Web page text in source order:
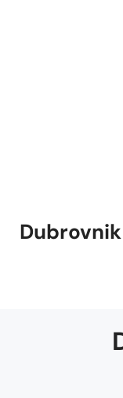
Dubrovnik